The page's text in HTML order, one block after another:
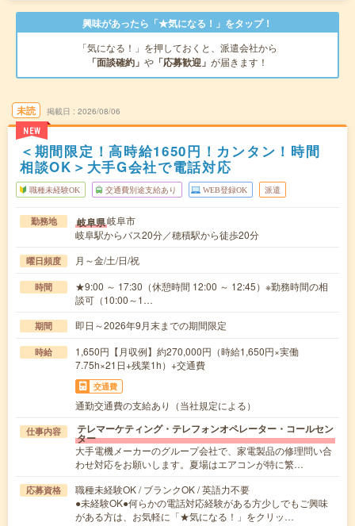
興味があったら「★気になる！」をタップ！
「気になる！」を押しておくと、派遣会社から
「面談確約」 や 「応募歓迎」 が届きます！
未読
NEW
掲載日 2026/08/06
＜期間限定！高時給1650円！カンタン！時間
相談OK＞大手G会社で電話対応
職種未経験OK 交通費別途支給あり WEB登録OK 派遣
勤務地 岐阜県岐阜市
岐阜駅からバス20分／穂積駅から徒歩20分
曜日頻度 月～金/土/日/祝
時間
★9:00 ～ 17:30（休憩時間 12:00 ～ 12:45）※勤務時間の相
談可（10:00～1…
期間 即日～2026年9月末までの期間限定
時給
1,650円【月収例】約270,000円（時給1,650円×実働
7.75h×21日+残業1h）+交通費
交通費
通勤交通費の支給あり（当社規定による）
仕事内容 テレマーケティング・テレフォンオペレーター・コールセン
ター
大手電機メーカーのグループ会社で、家電製品の修理問い合
わせ対応をお願いします。夏場はエアコンが特に繁…
応募資格
職種未経験OK / ブランクOK / 英語力不要
●未経験OK●何らかの電話対応経験がある方少しでもご興味
がある方は、お気軽に「★気になる！」をクリッ…